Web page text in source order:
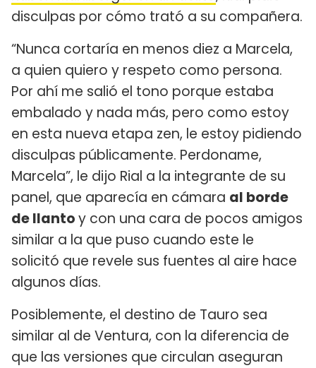
disculpas por cómo trató a su compañera.
“Nunca cortaría en menos diez a Marcela,
a quien quiero y respeto como persona.
Por ahí me salió el tono porque estaba
embalado y nada más, pero como estoy
en esta nueva etapa zen, le estoy pidiendo
disculpas públicamente. Perdoname,
Marcela”, le dijo Rial a la integrante de su
panel, que aparecía en cámara al borde
de llantoy con una cara de pocos amigos
similar a la que puso cuando este le
solicitó que revele sus fuentes al aire hace
algunos días.
Posiblemente, el destino de Tauro sea
similar al de Ventura, con la diferencia de
que las versiones que circulan aseguran